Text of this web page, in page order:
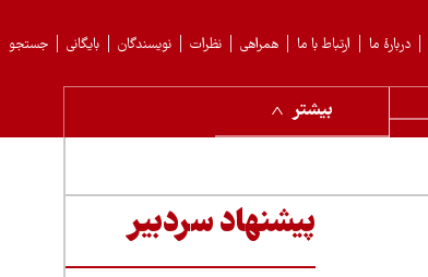
جستجو بایگانی نویسندگان نظرات همراهی ارتباط با ما دربارهٔ ما
بیشتر
پیشنهاد سردبیر